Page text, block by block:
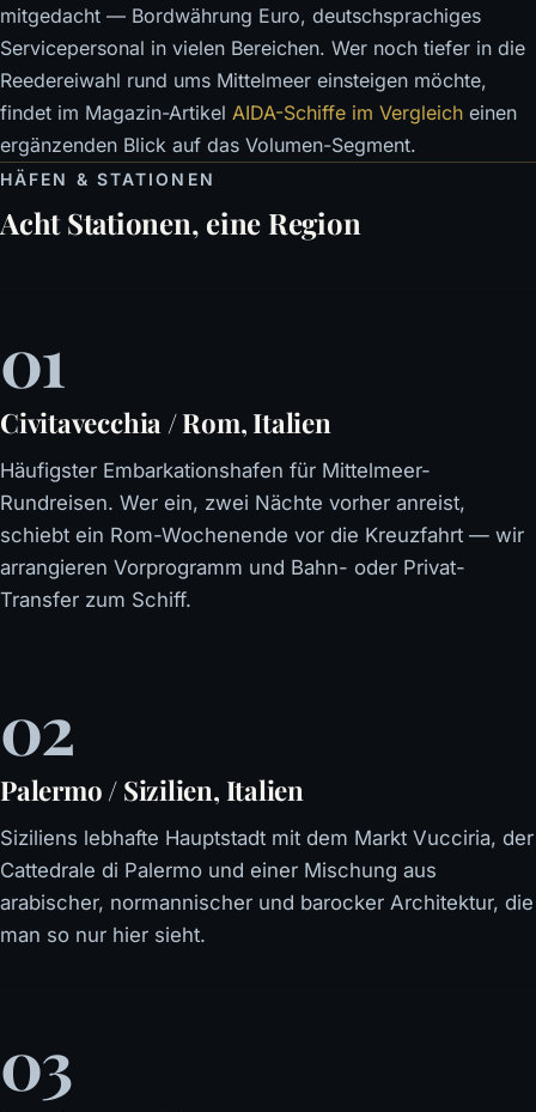
mitgedacht — Bordwährung Euro, deutschsprachiges
Servicepersonal in vielen Bereichen. Wer noch tiefer in die
Reedereiwahl rund ums Mittelmeer einsteigen möchte,
findet im Magazin-Artikel AIDA-Schiffe im Vergleich einen
ergänzenden Blick auf das Volumen-Segment.
HÄFEN & STATIONEN
Acht Stationen, eine Region
01
Civitavecchia / Rom, Italien
Häufigster Embarkationshafen für Mittelmeer-
Rundreisen. Wer ein, zwei Nächte vorher anreist,
schiebt ein Rom-Wochenende vor die Kreuzfahrt — wir
arrangieren Vorprogramm und Bahn- oder Privat-
Transfer zum Schiff.
02
Palermo / Sizilien, Italien
Siziliens lebhafte Hauptstadt mit dem Markt Vucciria, der
Cattedrale di Palermo und einer Mischung aus
arabischer, normannischer und barocker Architektur, die
man so nur hier sieht.
03